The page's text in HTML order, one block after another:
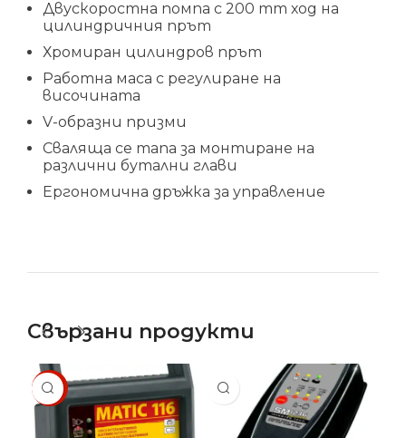
Двускоростна помпа с 200 mm ход на
цилиндричния прът
Хромиран цилиндров прът
Работна маса с регулиране на
височината
V-образни призми
Сваляща се тапа за монтиране на
различни бутални глави
Ергономична дръжка за управление
Свързани продукти
SALE